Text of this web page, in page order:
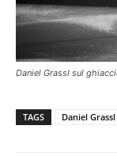
Daniel Grassl sul
TAGS Daniel Grassl